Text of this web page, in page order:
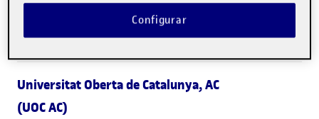
Fundación UOC Colombia
Universitat Oberta de Catalunya, AC
(UOC AC)
Configurar